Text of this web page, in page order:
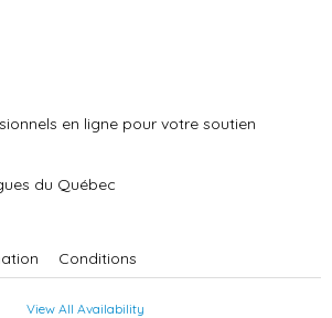
en ligne pour votre soutien
du Québec
Conditions
View All Availability